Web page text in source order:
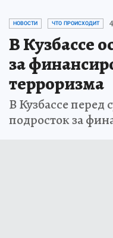
НОВОСТИ ЧТО ПРОИСХОДИТ
В Кузбассе
за
терроризма
В Кузбассе перед
подросток за